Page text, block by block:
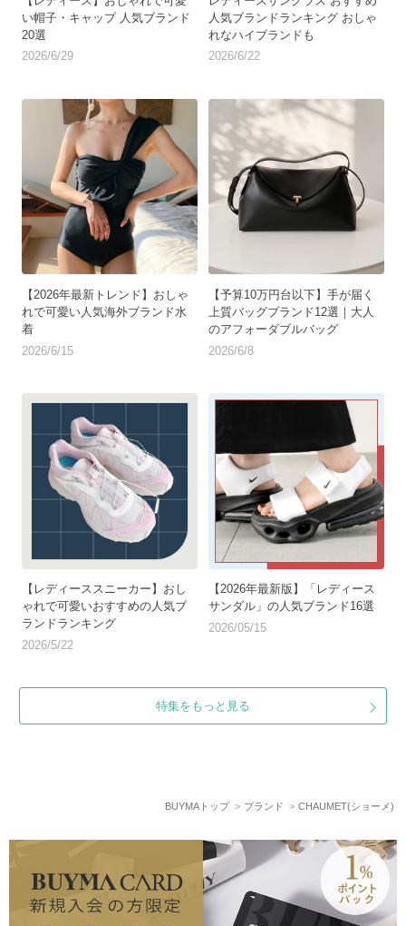
い帽子・キャップ 人気ブランド
20選
2026/6/29
人気ブランドランキング おしゃ
れなハイブランドも
2026/6/22
【2026年最新トレンド】おしゃ
れで可愛い人気海外ブランド水
着
2026/6/15
【予算10万円台以下】手が届く
上質バッグブランド12選｜大人
のアフォーダブルバッグ
2026/6/8
【レディーススニーカー】おし
ゃれで可愛いおすすめの人気ブ
ランドランキング
2026/5/22
【2026年最新版】「レディース
サンダル」の人気ブランド16選
2026/05/15
特集をもっと見る
BUYMAトップ ブランド CHAUMET(ショーメ)